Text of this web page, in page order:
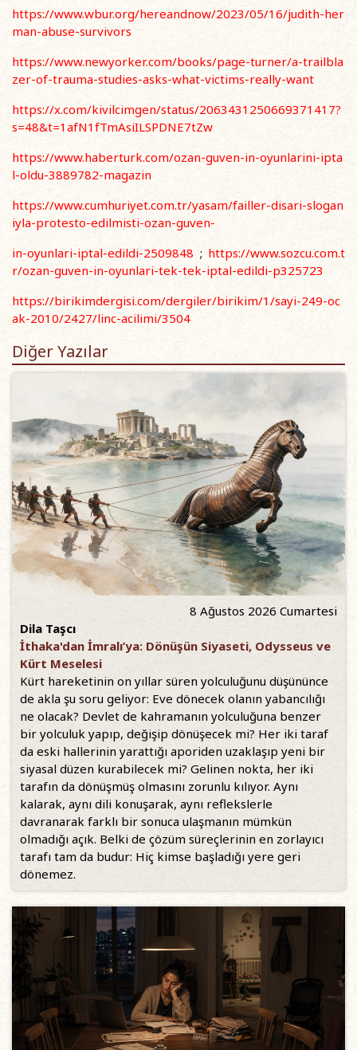
https://www.wbur.org/hereandnow/2023/05/16/judith-her
man-abuse-survivors
https://www.newyorker.com/books/page-turner/a-trailbla
zer-of-trauma-studies-asks-what-victims-really-want
https://x.com/kivilcimgen/status/2063431250669371417?
s=48&t=1afN1fTmAsiILSPDNE7tZw
https://www.haberturk.com/ozan-guven-in-oyunlarini-ipta
l-oldu-3889782-magazin
https://www.cumhuriyet.com.tr/yasam/failler-disari-slogan
iyla-protesto-edilmisti-ozan-guven-
in-oyunlari-iptal-edildi-2509848 ; https://www.sozcu.com.t
r/ozan-guven-in-oyunlari-tek-tek-iptal-edildi-p325723
https://birikimdergisi.com/dergiler/birikim/1/sayi-249-oc
ak-2010/2427/linc-acilimi/3504
Diğer Yazılar
8 Ağustos 2026 Cumartesi
Dila Taşcı
İthaka'dan İmralı’ya: Dönüşün Siyaseti, Odysseus ve
Kürt Meselesi
Kürt hareketinin on yıllar süren yolculuğunu düşününce
de akla şu soru geliyor: Eve dönecek olanın yabancılığı
ne olacak? Devlet de kahramanın yolculuğuna benzer
bir yolculuk yapıp, değişip dönüşecek mi? Her iki taraf
da eski hallerinin yarattığı aporiden uzaklaşıp yeni bir
siyasal düzen kurabilecek mi? Gelinen nokta, her iki
tarafın da dönüşmüş olmasını zorunlu kılıyor. Aynı
kalarak, aynı dili konuşarak, aynı reflekslerle
davranarak farklı bir sonuca ulaşmanın mümkün
olmadığı açık. Belki de çözüm süreçlerinin en zorlayıcı
tarafı tam da budur: Hiç kimse başladığı yere geri
dönemez.